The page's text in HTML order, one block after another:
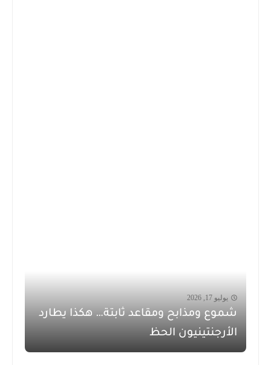
يوليو 17, 2026
شموع ومذابح ومقاعد ثابتة… هكذا يطارد
الأرجنتينيون الحظ